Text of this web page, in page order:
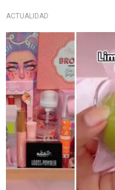
ACTUALIDAD
Tendencia en TikTok